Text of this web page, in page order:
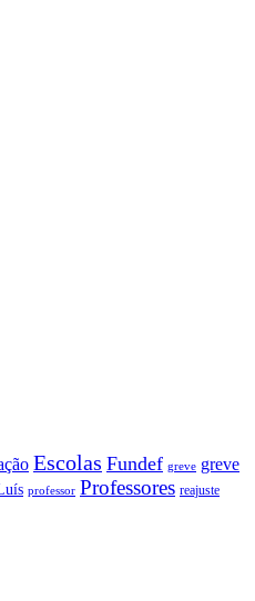
Escolas Fundef greve greve
professor Professores reajuste